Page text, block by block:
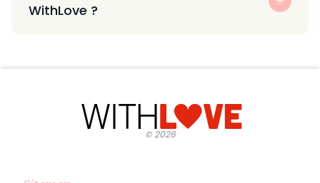
WithLove ?
©2026